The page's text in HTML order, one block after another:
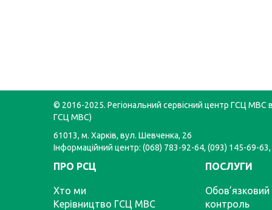
© 2016-2025. Регіональний сервісний центр ГСЦ МВС в
ГСЦ МВС)
61013, м. Харків, вул. Шевченка, 26
Інформаційний центр: (068) 783-92-64, (093) 145-69-
ПРО РСЦ
Хто ми
Керівництво ГСЦ МВС
ПОСЛУГИ
Обов’язковий
контроль